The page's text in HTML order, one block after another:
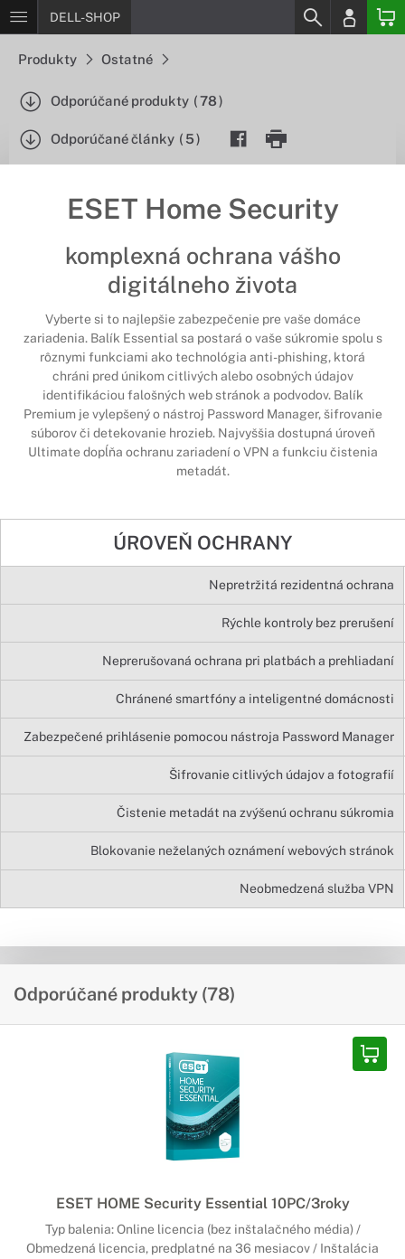
DELL-SHOP
Produkty Ostatné
Odporúčané produkty (78)
Odporúčané články ( 5)
ESET Home Security
komplexná ochrana vášho
digitálneho života
Vyberte si to najlepšie zabezpečenie pre vaše domáce
zariadenia. Balík Essential sa postará o vaše súkromie spolu s
rôznymi funkciami ako technológia anti-phishing, ktorá
chráni pred únikom citlivých alebo osobných údajov
identifikáciou falošných web stránok a podvodov. Balík
Premium je vylepšený o nástroj Password Manager, šifrovanie
súborov či detekovanie hrozieb. Najvyššia dostupná úroveň
Ultimate dopĺňa ochranu zariadení o VPN a funkciu čistenia
metadát.
ÚROVEŇ OCHRANY
Nepretržitá rezidentná ochrana
Rýchle kontroly bez prerušení
Neprerušovaná ochrana pri platbách a prehliadaní
Chránené smartfóny a inteligentné domácnosti
Zabezpečené prihlásenie pomocou nástroja Password Manager
Šifrovanie citlivých údajov a fotografií
Čistenie metadát na zvýšenú ochranu súkromia
Blokovanie neželaných oznámení webových stránok
Neobmedzená služba VPN
Odporúčané produkty (78)
ESET HOME Security Essential 10PC/3roky
Typ balenia: Online licencia (bez inštalačného média) /
Obmedzená licencia, predplatné na 36 mesiacov / Inštalácia